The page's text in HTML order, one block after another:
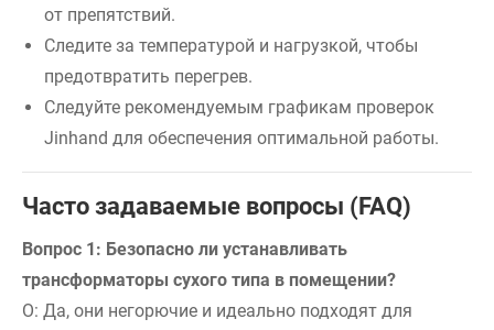
от препятствий.
Следите за температурой и нагрузкой, чтобы
предотвратить перегрев.
Следуйте рекомендуемым графикам проверок
Jinhand для обеспечения оптимальной работы.
Часто задаваемые вопросы (FAQ)
Вопрос 1: Безопасно ли устанавливать
трансформаторы сухого типа в помещении?
О: Да, они негорючие и идеально подходят для